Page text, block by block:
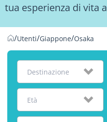
tua esperienza di vita
/Utenti/Giappone/Osaka
Destinazione
Età